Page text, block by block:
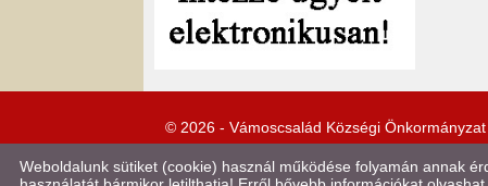
© 2026 - Vámoscsalád Községi Önkormányzat
Weboldalunk sütiket (cookie) használ működése folyamán annak